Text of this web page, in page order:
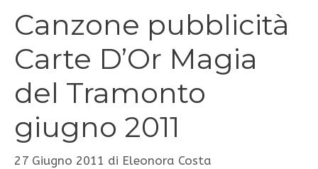
Canzone pubblicità
Carte D’Or Magia
del Tramonto
giugno 2011
27 Giugno 2011 di Eleonora Costa